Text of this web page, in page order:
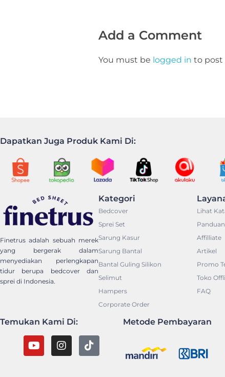
Add a Comment
You must be logged in to post
Dapatkan Juga Produk Kami Di:
Finetrus adalah sebuah merek
yang bergerak dalam
menyediakan perlengkapan
tidur berupa bedcover dan
sprei di Indonesia.
Kategori
Bedcover
Sprei Set
Sarung Kasur
Sarung Bantal
Bantal Guling Silikon
Selimut
Hampers
Corporate Order
Lihat
Affilliate
Artikel
Promo
Toko
FAQ
Temukan Kami Di: Metode Pembayaran